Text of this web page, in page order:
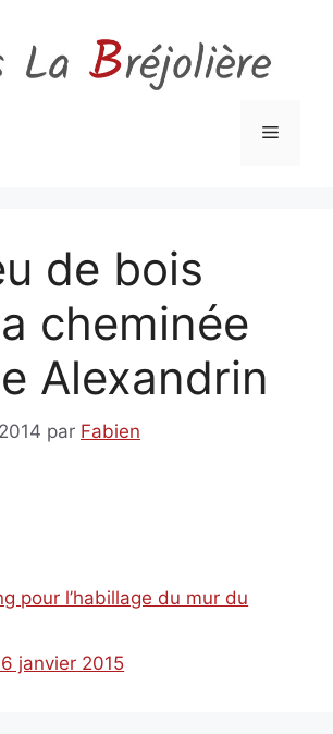
Menu
de bois
cheminée
Alexandrin
par Fabien
pour l’habillage du mur du
janvier 2015